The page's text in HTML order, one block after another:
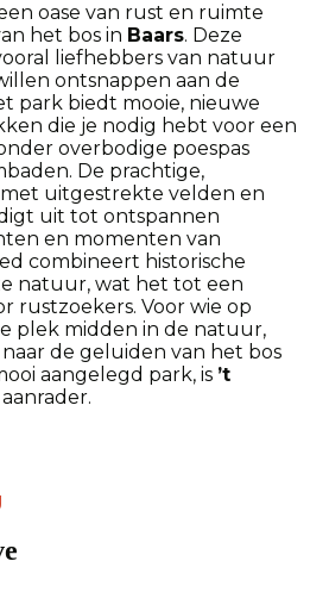
oase van rust en ruimte
het bos in Baars. Deze
liefhebbers van natuur
ontsnappen aan de
park biedt mooie, nieuwe
die je nodig hebt voor een
overbodige poespas
De prachtige,
uitgestrekte velden en
uit tot ontspannen
en momenten van
combineert historische
natuur, wat het tot een
rustzoekers. Voor wie op
plek midden in de natuur,
de geluiden van het bos
aangelegd park, is ’t